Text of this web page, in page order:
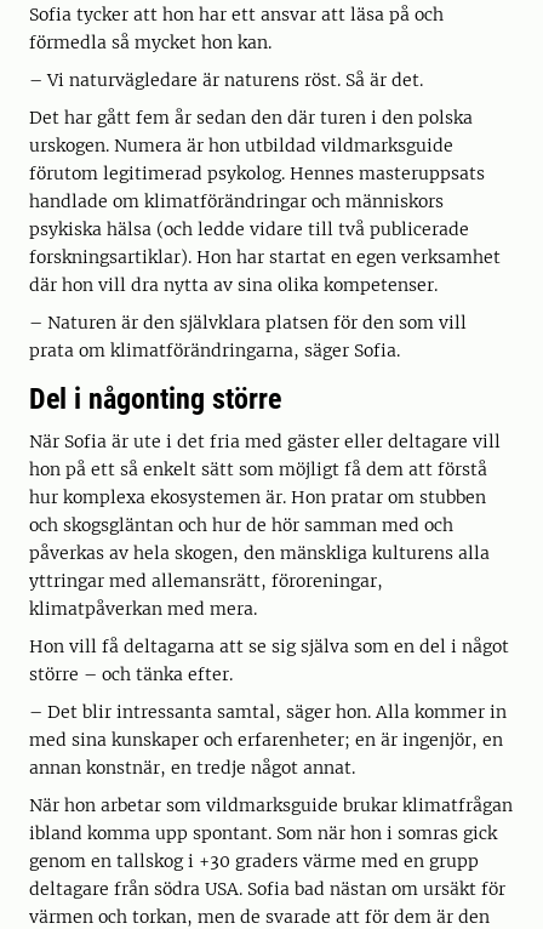
Sofia tycker att hon har ett ansvar att läsa på och
förmedla så mycket hon kan.
– Vi naturvägledare är naturens röst. Så är det.
Det har gått fem år sedan den där turen i den polska
urskogen. Numera är hon utbildad vildmarksguide
förutom legitimerad psykolog. Hennes masteruppsats
handlade om klimatförändringar och människors
psykiska hälsa (och ledde vidare till två publicerade
forskningsartiklar). Hon har startat en egen verksamhet
där hon vill dra nytta av sina olika kompetenser.
– Naturen är den självklara platsen för den som vill
prata om klimatförändringarna, säger Sofia.
Del i någonting större
När Sofia är ute i det fria med gäster eller deltagare vill
hon på ett så enkelt sätt som möjligt få dem att förstå
hur komplexa ekosystemen är. Hon pratar om stubben
och skogsgläntan och hur de hör samman med och
påverkas av hela skogen, den mänskliga kulturens alla
yttringar med allemansrätt, föroreningar,
klimatpåverkan med mera.
Hon vill få deltagarna att se sig själva som en del i något
större – och tänka efter.
– Det blir intressanta samtal, säger hon. Alla kommer in
med sina kunskaper och erfarenheter; en är ingenjör, en
annan konstnär, en tredje något annat.
När hon arbetar som vildmarksguide brukar klimatfrågan
ibland komma upp spontant. Som när hon i somras gick
genom en tallskog i +30 graders värme med en grupp
deltagare från södra USA. Sofia bad nästan om ursäkt för
värmen och torkan, men de svarade att för dem är den